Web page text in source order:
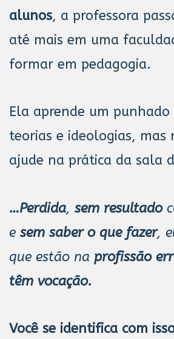
alunos, a professora
até mais em uma
formar em pedagogia.
Ela aprende um punhado
teorias e ideologias, mas
ajude na prática da sala
…Perdida, sem resultado
e sem saber o que fazer,
que estão na profissão
têm vocação.
Você se identifica com